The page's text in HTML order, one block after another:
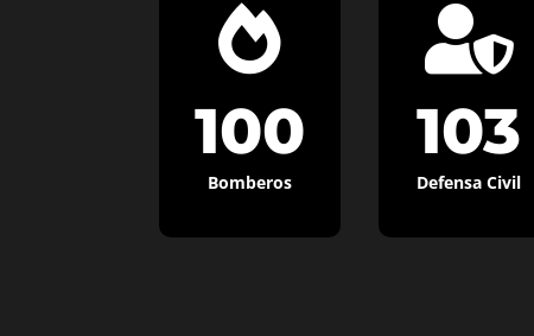

100
Bomberos

103
Defensa Civil